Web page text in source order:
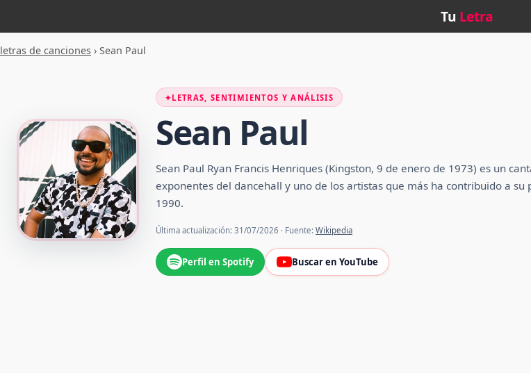
Tu Letra
letras de canciones › Sean Paul
✦LETRAS, SENTIMIENTOS Y ANÁLISIS
Sean Paul
Sean Paul Ryan Francis Henriques (Kingston, 9 de enero de 1973) es un
exponentes del dancehall y uno de los artistas que más ha contribuido a
1990.
Última actualización: 31/07/2026 · Fuente: Wikipedia
Perfil en Spotify Buscar en YouTube